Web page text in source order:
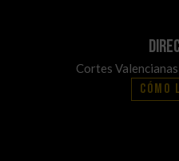
Cortes